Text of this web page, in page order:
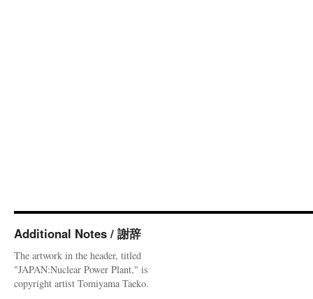
Additional Notes / 謝辞
The artwork in the header, titled
"JAPAN:Nuclear Power Plant," is
copyright artist Tomiyama Taeko.